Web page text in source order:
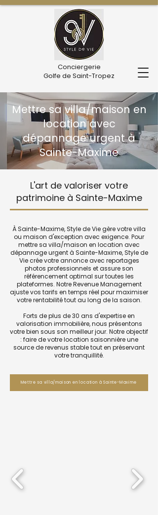
Conciergerie
Golfe de Saint-Tropez
Mettre sa villa/maison en
location avec
dépannage urgent à
Sainte-Maxime
L'art de valoriser votre
patrimoine à Sainte-Maxime
À Sainte-Maxime, Style de Vie gère votre villa
ou maison d'exception avec exigence. Pour
mettre sa villa/maison en location avec
dépannage urgent à Sainte-Maxime, Style de
Vie crée votre annonce avec reportages
photos professionnels et assure son
référencement optimal sur toutes les
plateformes. Notre Revenue Management
ajuste vos tarifs en temps réel pour maximiser
votre rentabilité tout au long de la saison.
Forts de plus de 30 ans d'expertise en
valorisation immobilière, nous présentons
votre bien sous son meilleur jour. Notre objectif
: faire de votre location saisonnière une
source de revenus stable tout en préservant
votre tranquillité.
Mettre sa villa/maison en location à Sainte-Maxime